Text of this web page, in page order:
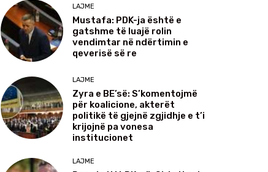
LAJME
Mustafa: PDK-ja është e
gatshme të luajë rolin
vendimtar në ndërtimin e
qeverisë së re
LAJME
Zyra e BE’së: S’komentojmë
për koalicione, akterët
politikë të gjejnë zgjidhje e t’i
krijojnë pa vonesa
institucionet
LAJME